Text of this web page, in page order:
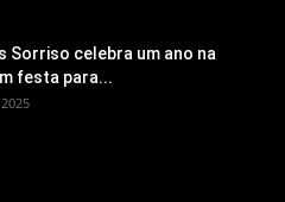
Sorriso celebra um ano na
festa para...